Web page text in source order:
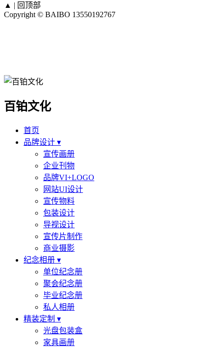
▲ | 回顶部
Copyright © BAIBO 13550192767
百铂文化
首页
品牌设计 ▾
宣传画册
企业刊物
品牌VI+LOGO
网站UI设计
宣传物料
包装设计
导视设计
宣传片制作
商业摄影
纪念相册 ▾
单位纪念册
聚会纪念册
毕业纪念册
私人相册
精装定制 ▾
光盘包装盒
家具画册